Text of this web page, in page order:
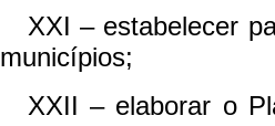
XXI – estabelecer
municípios;
XXII – elaborar o